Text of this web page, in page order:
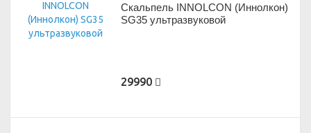
Скальпель INNOLCON (Иннолкон)
SG35 ультразвуковой
29990